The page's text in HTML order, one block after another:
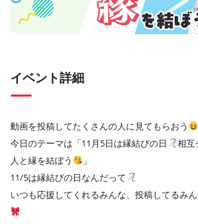
イベント詳細
動画を投稿してたくさんの人に見てもらおう
今日のテーマは「11月5日は縁結びの日
相互
人と縁を結ぼう
」
11/5は縁結びの日なんだって
いつも応援してくれるみんな、投稿してるみ